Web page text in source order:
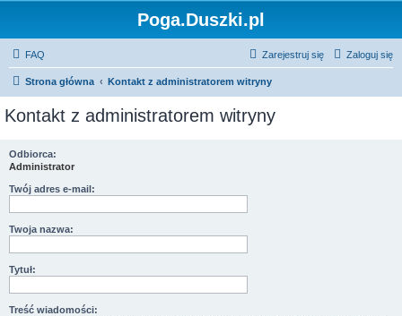
Poga.Duszki.pl
FAQ Zaloguj się
Zarejestruj się
Strona główna Kontakt z administratorem witryny
Kontakt z administratorem witryny
Odbiorca:
Administrator
Twój adres e-mail:
Twoja nazwa:
Tytuł:
Treść wiadomości: